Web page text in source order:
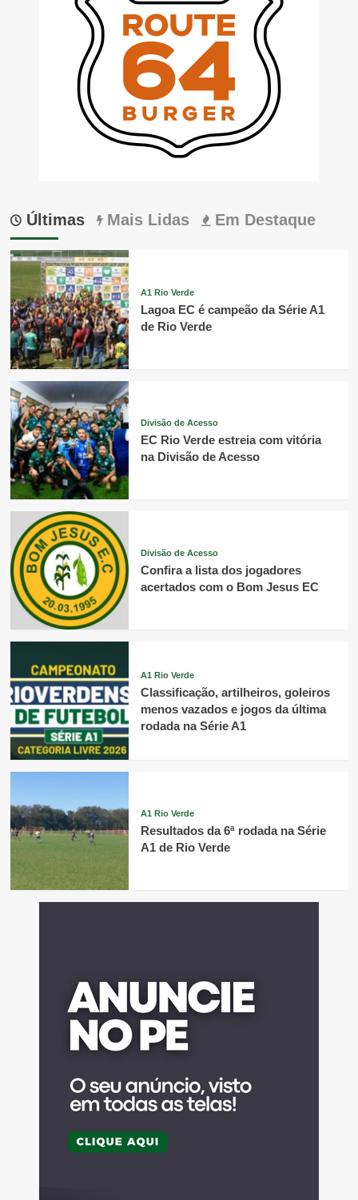
Últimas Mais Lidas Em Destaque
A1 Rio Verde
Lagoa EC é campeão da Série A1
de Rio Verde
Divisão de Acesso
EC Rio Verde estreia com vitória
na Divisão de Acesso
Divisão de Acesso
Confira a lista dos jogadores
acertados com o Bom Jesus EC
A1 Rio Verde
Classificação, artilheiros, goleiros
menos vazados e jogos da última
rodada na Série A1
A1 Rio Verde
Resultados da 6ª rodada na Série
A1 de Rio Verde